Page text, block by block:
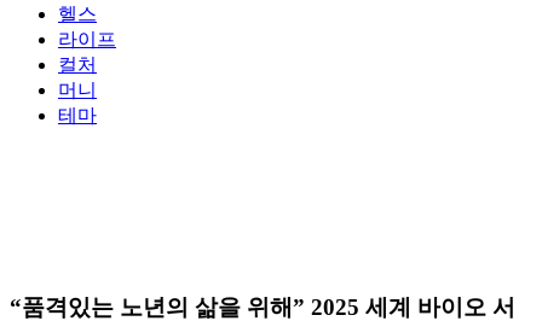
헬스
라이프
컬처
머니
테마
“품격있는 노년의 삶을 위해” 2025 세계 바이오 서